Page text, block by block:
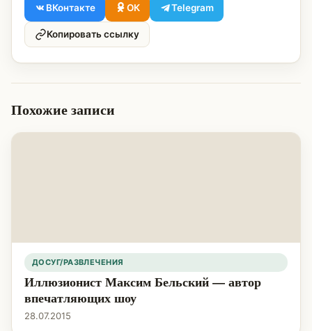
ВКонтакте ОК Telegram
Копировать ссылку
Похожие записи
ДОСУГ/РАЗВЛЕЧЕНИЯ
Иллюзионист Максим Бельский — автор
впечатляющих шоу
28.07.2015